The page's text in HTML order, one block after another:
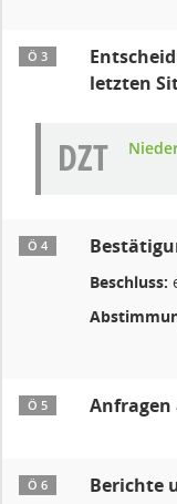
Ö 3
letzten
DZT
Ö 4
Beschluss:
Ö 5
Ö 6 Berichte